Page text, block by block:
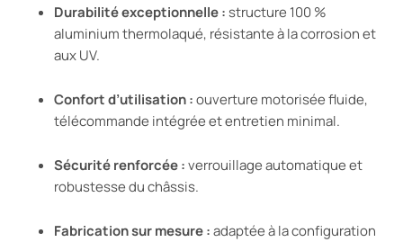
Durabilité exceptionnelle :structure 100 %
aluminium thermolaqué, résistante à la corrosion et
aux UV.
Confort d’utilisation :ouverture motorisée fluide,
télécommande intégrée et entretien minimal.
Sécurité renforcée :verrouillage automatique et
robustesse du châssis.
Fabrication sur mesure :adaptée à la configuration